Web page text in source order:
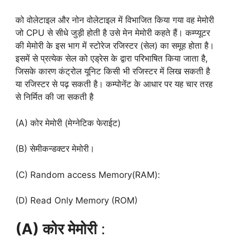
को वोलेटाइल और नोन वोलेटाइल में विभाजित किया गया वह मेमोरी
जो CPU से सीधे जुड़ी होती है उसे मेन मेमोरी कहते हैं। कम्प्यूटर
की मेमोरी के इस भाग में स्टोरेज रजिस्टर (सेल) का समूह होता है।
इसमें से प्रत्येक सेल को एड्रेस के द्वारा परिभाषित किया जाता है,
जिसके कारण कंट्रोल यूनिट किसी भी रजिस्टर में लिख सकती है
या रजिस्टर से पढ़ सकती है। कम्पोनेंट के आधार पर यह चार तरह
से निर्मित की जा सकती है
(A) कोर मेमोरी (मेग्नेटिक फेराईट)
(B) सेमीकन्डक्टर मेमोरी।
(C) Random access Memory(RAM):
(D) Read Only Memory (ROM)
(A) कोर मेमोरी: